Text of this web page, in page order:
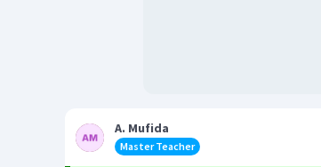
A. Mufida
Master Teacher